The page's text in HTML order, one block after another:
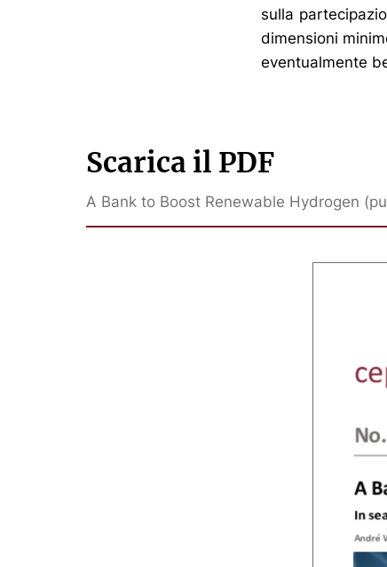
sulla
dimensioni
eventualmente
Scarica il PDF
A Bank to Boost Renewable Hydrogen